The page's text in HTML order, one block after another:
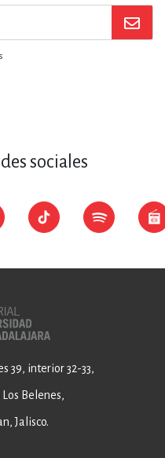
sociales
39, interior 32-33,
Belenes,
Jalisco.